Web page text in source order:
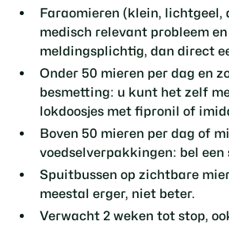
Faraomieren (klein, lichtgeel,
medisch relevant probleem
meldingsplichtig, dan direct
Onder 50 mieren per dag en
besmetting: u kunt het zelf
lokdoosjes met fipronil of
Boven 50 mieren per dag of
voedselverpakkingen: bel een
Spuitbussen op zichtbare
meestal erger, niet beter.
Verwacht 2 weken tot stop,